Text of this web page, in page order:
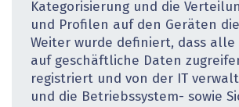
Kategorisierung und die
und Profilen auf den Geräten
Weiter wurde definiert, dass alle
auf geschäftliche Daten
registriert und von der IT
und die Betriebssystem- sowie